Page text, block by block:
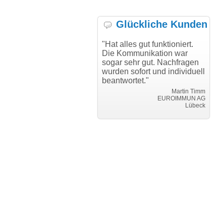
Glückliche Kunden
"Hat alles gut funktioniert.
Die Kommunikation war
sogar sehr gut. Nachfragen
wurden sofort und individuell
beantwortet."
Martin Timm
EUROIMMUN AG
Lübeck